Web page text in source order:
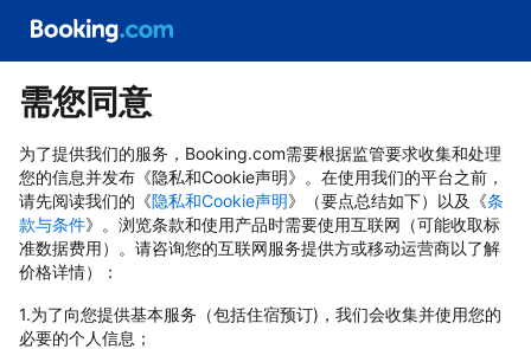
需您同意
为了提供我们的服务，Booking.com需要根据监管要求收集和处理
您的信息并发布《隐私和Cookie声明》。在使用我们的平台之前，
请先阅读我们的《隐私和Cookie声明》（要点总结如下）以及《条
款与条件》。浏览条款和使用产品时需要使用互联网（可能收取标
准数据费用）。请咨询您的互联网服务提供方或移动运营商以了解
价格详情）：
1.为了向您提供基本服务（包括住宿预订)，我们会收集并使用您的
必要的个人信息；